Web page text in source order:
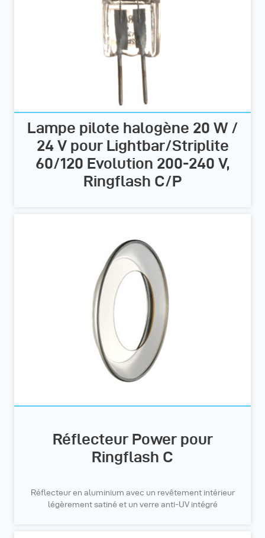
Lampe pilote halogène 20 W /
24 V pour Lightbar/Striplite
60/120 Evolution 200-240 V,
Ringflash C/P
Réflecteur Power pour
Ringflash C
Réflecteur en aluminium avec un revêtement intérieur
légèrement satiné et un verre anti-UV intégré